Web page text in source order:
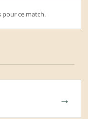
ce match.
→